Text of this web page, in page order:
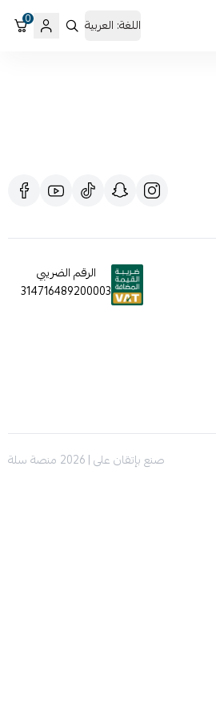
اللغة: العربية 0
الرقم الضريبي
314716489200003
صنع بإتقان على | 2026 منصة سلة